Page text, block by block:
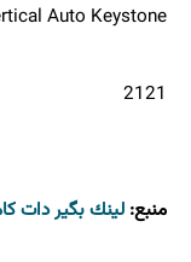
Auto Keystone
2121
منبع: لینك بگیر دات